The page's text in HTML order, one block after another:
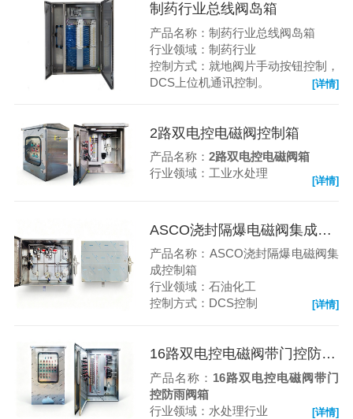
制药行业总线阀岛箱
产品名称：制药行业总线阀岛箱
行业领域：制药行业
控制方式：就地阀片手动按钮控制，
DCS上位机通讯控制。
[详情]
2路双电控电磁阀控制箱
产品名称： 2路双电控电磁阀箱
行业领域：工业水处理
[详情]
ASCO浇封隔爆电磁阀集成控制箱
产品名称：ASCO浇封隔爆电磁阀集
成控制箱
行业领域：石油化工
控制方式：DCS控制
[详情]
16路双电控电磁阀带门控防雨阀箱
产品名称： 16路双电控电磁阀带门
控防雨阀箱
行业领域：水处理行业
[详情]